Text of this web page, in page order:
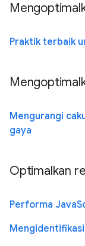
Praktik terbaik
Mengurangi
gaya
Optimalkan
Performa